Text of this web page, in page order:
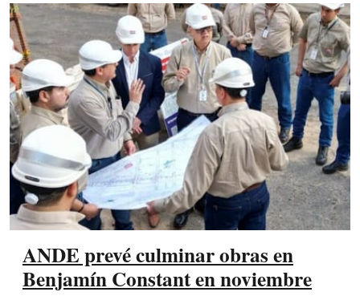
ANDE prevé culminar obras en
Benjamín Constant en noviembre